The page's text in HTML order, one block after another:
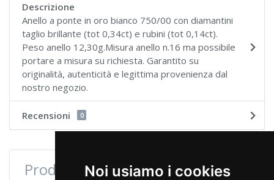
Noi usiamo i cookies
Descrizione
Anello a ponte in oro bianco 750/00 con diamantini
taglio brillante (tot 0,34ct) e rubini (tot 0,14ct).
Peso anello 12,30g.Misura anello n.16 ma possibile
portare a misura su richiesta. Garantito su
originalità, autenticità e legittima provenienza dal
nostro negozio.
Recensioni 0
Prodotti consultati di recente